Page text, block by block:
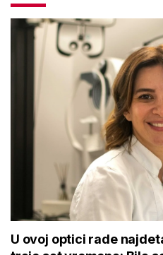
U ovoj optici rade